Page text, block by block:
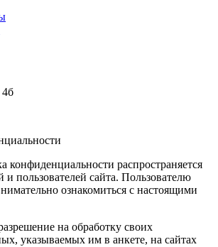
4б
конфиденциальности распространяется
и пользователей сайта. Пользователю
ознакомиться с настоящими
на обработку своих
указываемых им в анкете, на сайтах